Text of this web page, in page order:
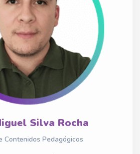
Silva Rocha
Contenidos Pedagógicos